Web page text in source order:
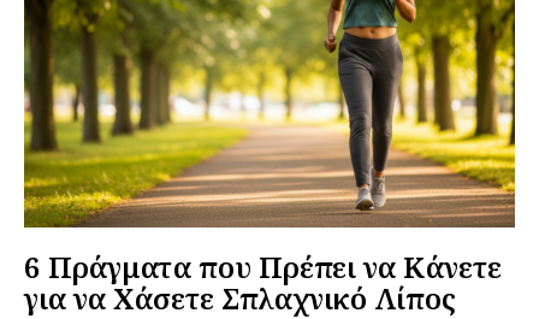
6 Πράγματα που Πρέπει να Κάνετε
για να Χάσετε Σπλαχνικό Λίπος